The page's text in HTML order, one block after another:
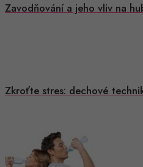
Zavodňování a jeho vliv na
Zkroťte stres: dechové